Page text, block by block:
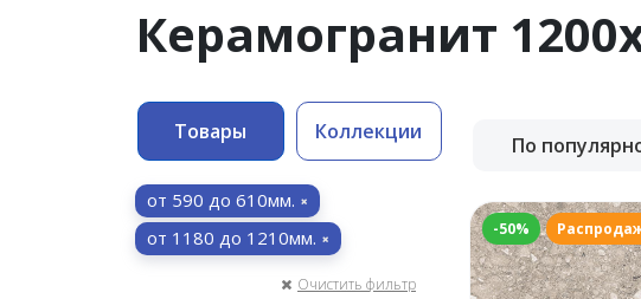
Керамогранит
Товары Коллекции
от 590 до 610мм.
от 1180 до 1210мм.
Очистить фильтр
По
-50%